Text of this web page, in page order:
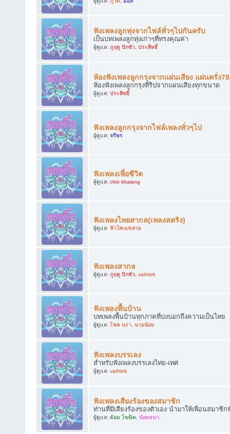
ฟังเพลงลูกทุ่งจากไฟล์ทั่วๆไปกันครับ
เป็นบทเพลงลูกทุ่งเก่าๆที่ทรงคุณค่า
ผู้ดูแล: ภูฤดู ปักซัว, ประสิทธิ์
ห้องฟังเพลงลูกกรุงจากแผ่นเสียง แผ่นครั่ง
ห้องฟังเพลงลูกกรุงที่ริปจากแผ่นเสียงทุกขนาด
ผู้ดูแล: ประสิทธิ์
ฟังเพลงลูกกรุงจากไฟล์เพลงทั่วๆไป
ผู้ดูแล: จรีพร
ฟังเพลงเพื่อชีวิต
ผู้ดูแล: chin khalang
ฟังเพลงไทยสากล(เพลงสตริง)
ผู้ดูแล: ฟ้าใสเมฆสวย
ฟังเพลงสากล
ผู้ดูแล: ภูฤดู ปักซัว, vathitrit
ฟังเพลงพื้นบ้าน
บทเพลงพื้นบ้านทุกภาคที่บ่งบอกถึงความเป็นไทย
ผู้ดูแล: โชค นรา, นายน้อย
ฟังเพลงบรรเลง
สำหรับฟังเพลงบรรเลงไทย-เทศ
ผู้ดูแล: vathitrit
ฟังเพลงเสียงร้องของสมาชิก
ท่านที่มีเสียงร้องของตัวเอง นำมาให้เพื่อนสมาชิ
ผู้ดูแล: ต้อม โฆษิต, น้อยหน่า.